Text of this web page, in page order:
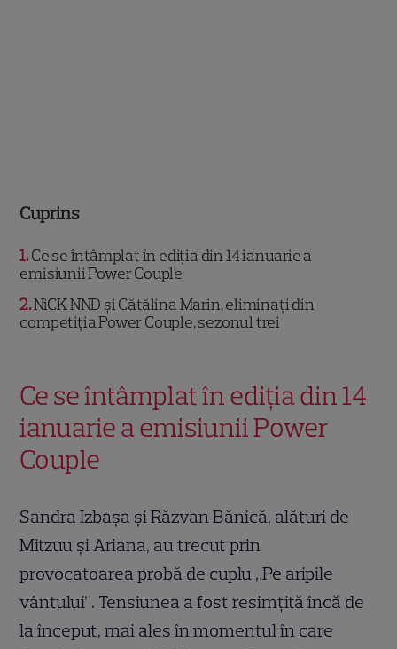
Cuprins
1 Ce se întâmplat în ediția din 14 ianuarie a
emisiunii Power Couple
2 NiCK NND și Cătălina Marin, eliminați din
competiția Power Couple, sezonul trei
Ce se întâmplat în ediția din 14
ianuarie a emisiunii Power
Couple
Sandra Izbașa și Răzvan Bănică, alături de
Mitzuu și Ariana, au trecut prin
provocatoarea probă de cuplu „Pe aripile
vântului”. Tensiunea a fost resimțită încă de
la început, mai ales în momentul în care